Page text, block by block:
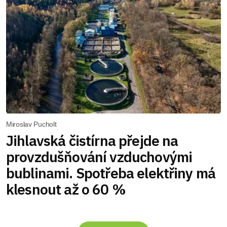
Miroslav Pucholt
Jihlavská čistírna přejde na
provzdušňování vzduchovými
bublinami. Spotřeba elektřiny má
klesnout až o 60 %